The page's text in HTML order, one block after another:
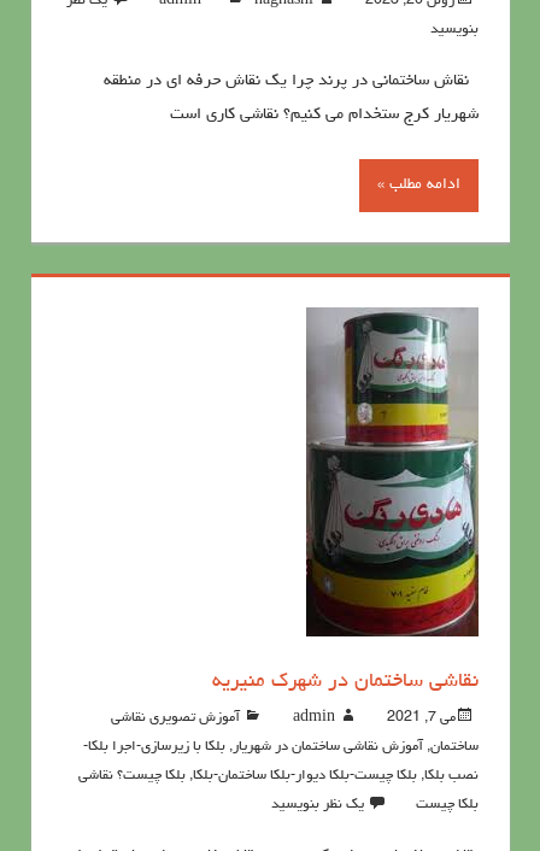
بنویسید
نقاش ساختمانی در پرند چرا یک نقاش حرفه ای در منطقه
شهریار کرج ستخدام می کنیم؟ نقاشی کاری است
ادامه مطلب »
نقاشی ساختمان در شهرک منیریه
می 7, 2021 admin
آموزش تصویری نقاشی
ساختمان, آموزش نقاشی ساختمان در شهریار , بلکا با زیرسازی-اجرا بلکا-
نصب بلکا, بلکا چیست-بلکا دیوار-بلکا ساختمان-بلکا, بلکا چیست؟ نقاشی
بلکا چیست
یک نظر بنویسید